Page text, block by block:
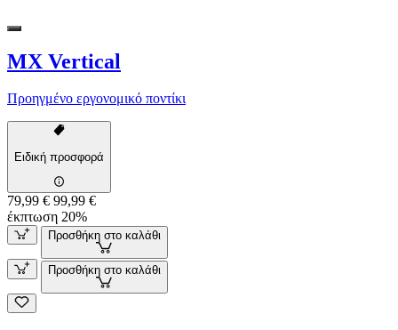
MX Vertical
Προηγμένο εργονομικό ποντίκι
Ειδική προσφορά
79,99 € 99,99 €
έκπτωση 20%
Προσθήκη στο καλάθι
Προσθήκη στο καλάθι